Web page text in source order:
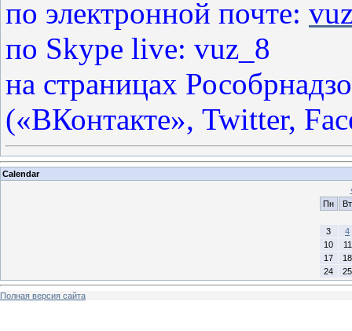
по электронной почте:
по Skype live: vuz_8
на страницах
(«ВКонтакте», Twitter,
Calendar
Пн
Вт
3
4
10
11
17
18
24
25
Полная версия сайта